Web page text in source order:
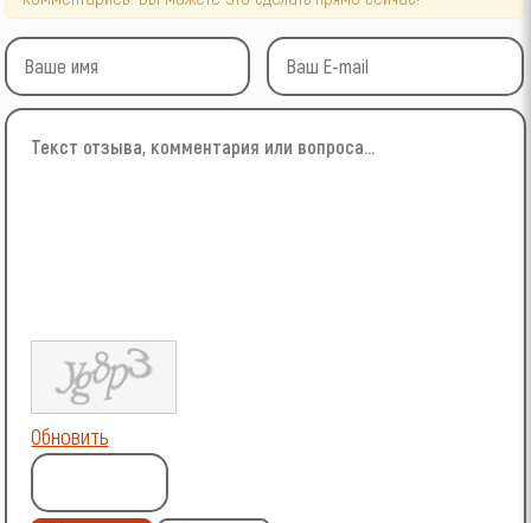
Обновить